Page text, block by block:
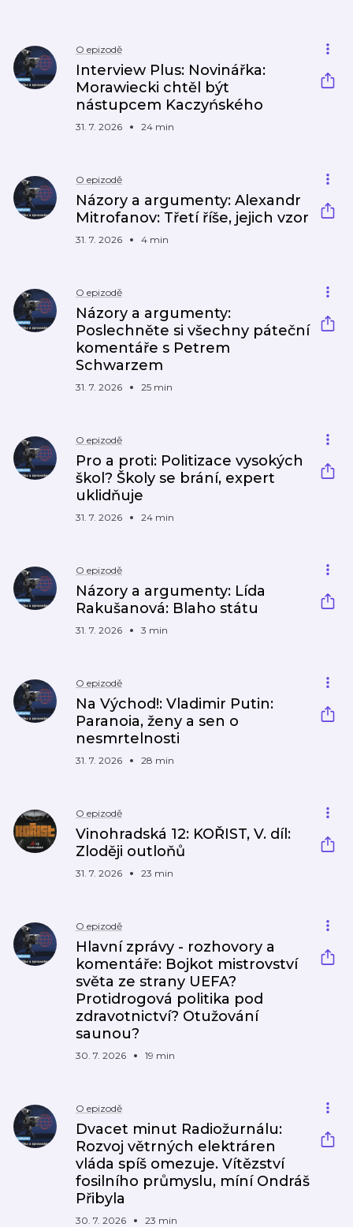
O epizodě
Interview Plus: Novinářka:
Morawiecki chtěl být
nástupcem Kaczyńského
31. 7. 2026 24 min
O epizodě
Názory a argumenty: Alexandr
Mitrofanov: Třetí říše, jejich vzor
31. 7. 2026 4 min
O epizodě
Názory a argumenty:
Poslechněte si všechny páteční
komentáře s Petrem
Schwarzem
31. 7. 2026 25 min
O epizodě
Pro a proti: Politizace vysokých
škol? Školy se brání, expert
uklidňuje
31. 7. 2026 24 min
O epizodě
Názory a argumenty: Lída
Rakušanová: Blaho státu
31. 7. 2026 3 min
O epizodě
Na Východ!: Vladimir Putin:
Paranoia, ženy a sen o
nesmrtelnosti
31. 7. 2026 28 min
O epizodě
Vinohradská 12: KOŘIST, V. díl:
Zloději outloňů
31. 7. 2026 23 min
O epizodě
Hlavní zprávy - rozhovory a
komentáře: Bojkot mistrovství
světa ze strany UEFA?
Protidrogová politika pod
zdravotnictví? Otužování
saunou?
30. 7. 2026 19 min
O epizodě
Dvacet minut Radiožurnálu:
Rozvoj větrných elektráren
vláda spíš omezuje. Vítězství
fosilního průmyslu, míní Ondráš
Přibyla
30. 7. 2026 23 min